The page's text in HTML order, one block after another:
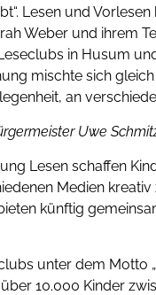
Lesen und
Weber und ihrem
in Husum
mischte sich
an
Uwe
Lesen schaffen
Medien
künftig
unter dem Motto
10.000 Kinder